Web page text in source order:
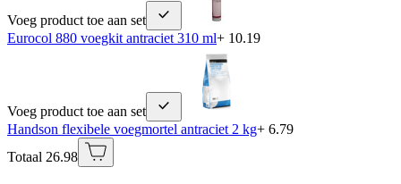
Voeg product toe aan set
Eurocol 880 voegkit antraciet 310 ml+ 10.19
Voeg product toe aan set
Handson flexibele voegmortel antraciet 2 kg+ 6.79
Totaal 26.98